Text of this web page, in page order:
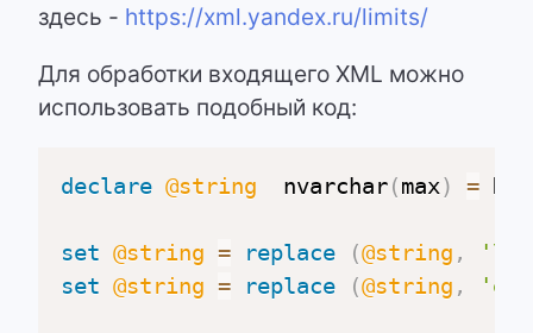
здесь - https://xml.yandex.ru/limits/
Для обработки входящего XML можно
использовать подобный код:
declare @string
  nvarchar
(max) = N
set @string = replace (@string ,
'\"'
set @string = replace (@string ,